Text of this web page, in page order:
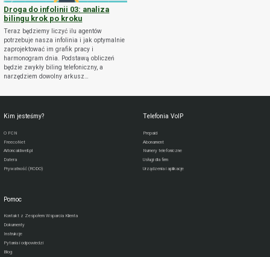
Droga do infolinii 03: analiza
bilingu krok po kroku
Teraz będziemy liczyć ilu agentów
potrzebuje nasza infolinia i jak optymalnie
zaprojektować im grafik pracy i
harmonogram dnia. Podstawą obliczeń
będzie zwykły biling telefoniczny, a
narzędziem dowolny arkusz…
Kim jesteśmy?
O FCN
FreecoNet
Aitoncaldwell.pl
Datera
Prywatność (RODO)
Telefonia VoIP
Prepaid
Abonament
Numery telefoniczne
Usługi dla firm
Urządzenia i aplikacje
Pomoc
Kontakt z Zespołem Wsparcia Klienta
Dokumenty
Instrukcje
Pytania i odpowiedzi
Blog